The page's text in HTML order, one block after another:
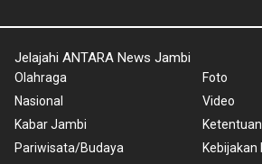
Jelajahi ANTARA News Jambi
Olahraga
Nasional
Kabar Jambi
Pariwisata/Budaya
Foto
Video
Kebijakan